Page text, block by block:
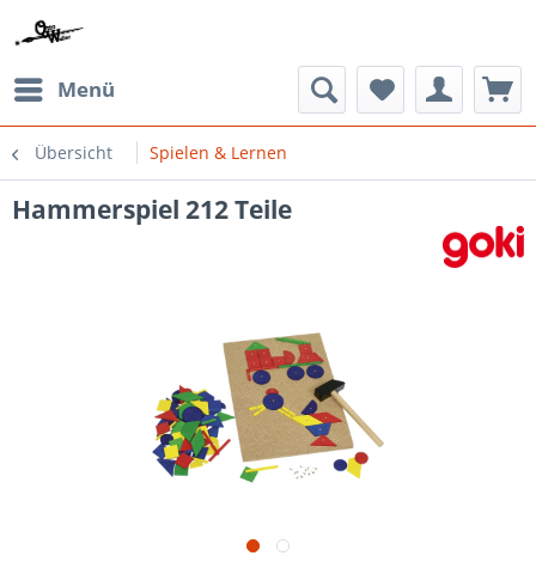
Menü
Übersicht Spielen & Lernen
Hammerspiel 212 Teile